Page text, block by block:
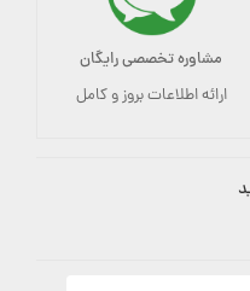
مشاوره تخصصی رایگان
ارائه اطلاعات بروز و کامل